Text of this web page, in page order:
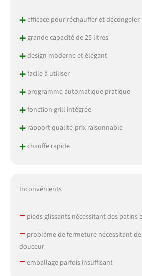
+efficace pour réchauffer et décongeler
+grande capacité de 25 litres
+design moderne et élégant
+facile à utiliser
+programme automatique pratique
+fonction grill intégrée
+rapport qualité-prix raisonnable
+chauffe rapide
Inconvénients
– pieds glissants nécessitant des patins
– problème de fermeture nécessitant
douceur
– emballage parfois insuffisant